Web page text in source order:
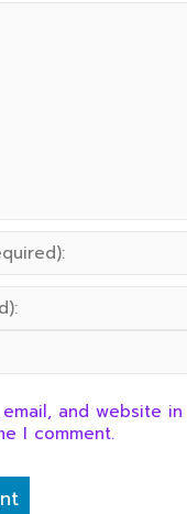
email, and website
I comment.